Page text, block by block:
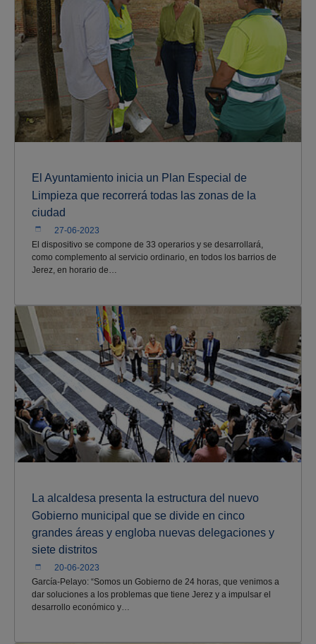
El Ayuntamiento inicia un Plan Especial de
Limpieza que recorrerá todas las zonas de la
ciudad
27-06-2023
El dispositivo se compone de 33 operarios y se desarrollará,
como complemento al servicio ordinario, en todos los barrios de
Jerez, en horario de…
La alcaldesa presenta la estructura del nuevo
Gobierno municipal que se divide en cinco
grandes áreas y engloba nuevas delegaciones y
siete distritos
20-06-2023
García-Pelayo: “Somos un Gobierno de 24 horas, que venimos a
dar soluciones a los problemas que tiene Jerez y a impulsar el
desarrollo económico y…